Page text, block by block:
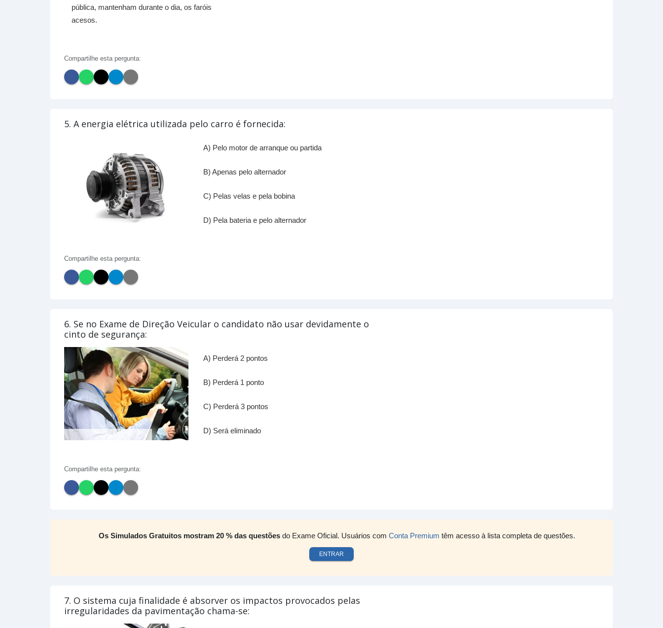
pública, mantenham durante o dia, os faróis
acesos.
Compartilhe esta pergunta:
5. A energia elétrica utilizada pelo carro é fornecida:
A) Pelo motor de arranque ou partida
B) Apenas pelo alternador
C) Pelas velas e pela bobina
D) Pela bateria e pelo alternador
Compartilhe esta pergunta:
6. Se no Exame de Direção Veicular o candidato não usar devidamente o
cinto de segurança:
A) Perderá 2 pontos
B) Perderá 1 ponto
C) Perderá 3 pontos
D) Será eliminado
Compartilhe esta pergunta:
Os Simulados Gratuitos mostram 20 % das questões do Exame Oficial. Usuários comConta Premium têm acesso à lista completa de questões.
ENTRAR
7. O sistema cuja finalidade é absorver os impactos provocados pelas
irregularidades da pavimentação chama-se: